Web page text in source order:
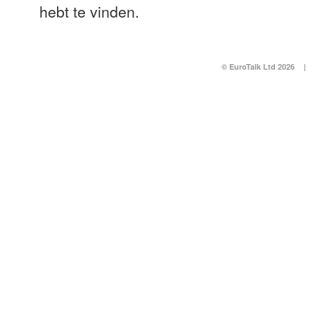
hebt te vinden.
© EuroTalk Ltd 2026 |